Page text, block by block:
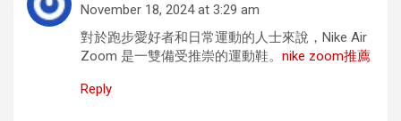
November 18, 2024 at 3:29 am
對於跑步愛好者和日常運動的人士來說，Nike Air
Zoom 是一雙備受推崇的運動鞋。 nike zoom推薦
Reply